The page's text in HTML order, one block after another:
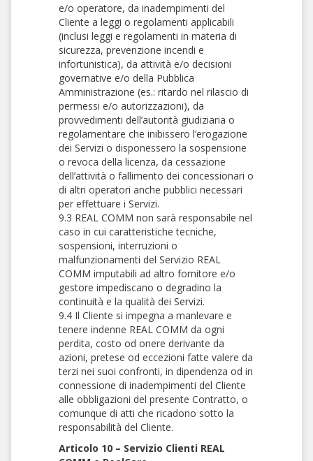
e/o operatore, da inadempimenti del
Cliente a leggi o regolamenti applicabili
(inclusi leggi e regolamenti in materia di
sicurezza, prevenzione incendi e
infortunistica), da attività e/o decisioni
governative e/o della Pubblica
Amministrazione (es.: ritardo nel rilascio di
permessi e/o autorizzazioni), da
provvedimenti dell’autorità giudiziaria o
regolamentare che inibissero l’erogazione
dei Servizi o disponessero la sospensione
o revoca della licenza, da cessazione
dell’attività o fallimento dei concessionari o
di altri operatori anche pubblici necessari
per effettuare i Servizi.
9.3 REAL COMM non sarà responsabile nel
caso in cui caratteristiche tecniche,
sospensioni, interruzioni o
malfunzionamenti del Servizio REAL
COMM imputabili ad altro fornitore e/o
gestore impediscano o degradino la
continuità e la qualità dei Servizi.
9.4 Il Cliente si impegna a manlevare e
tenere indenne REAL COMM da ogni
perdita, costo od onere derivante da
azioni, pretese od eccezioni fatte valere da
terzi nei suoi confronti, in dipendenza od in
connessione di inadempimenti del Cliente
alle obbligazioni del presente Contratto, o
comunque di atti che ricadono sotto la
responsabilità del Cliente.
Articolo 10 – Servizio Clienti REAL